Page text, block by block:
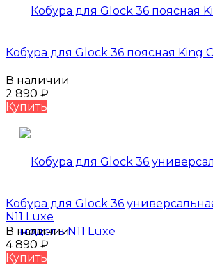
Кобура для Glock 36 поясная King
В наличии
2 890 ₽
Купить
Кобура для Glock 36
N11 Luxe
В наличии
4 890 ₽
Купить